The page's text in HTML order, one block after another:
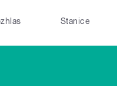
Stanice